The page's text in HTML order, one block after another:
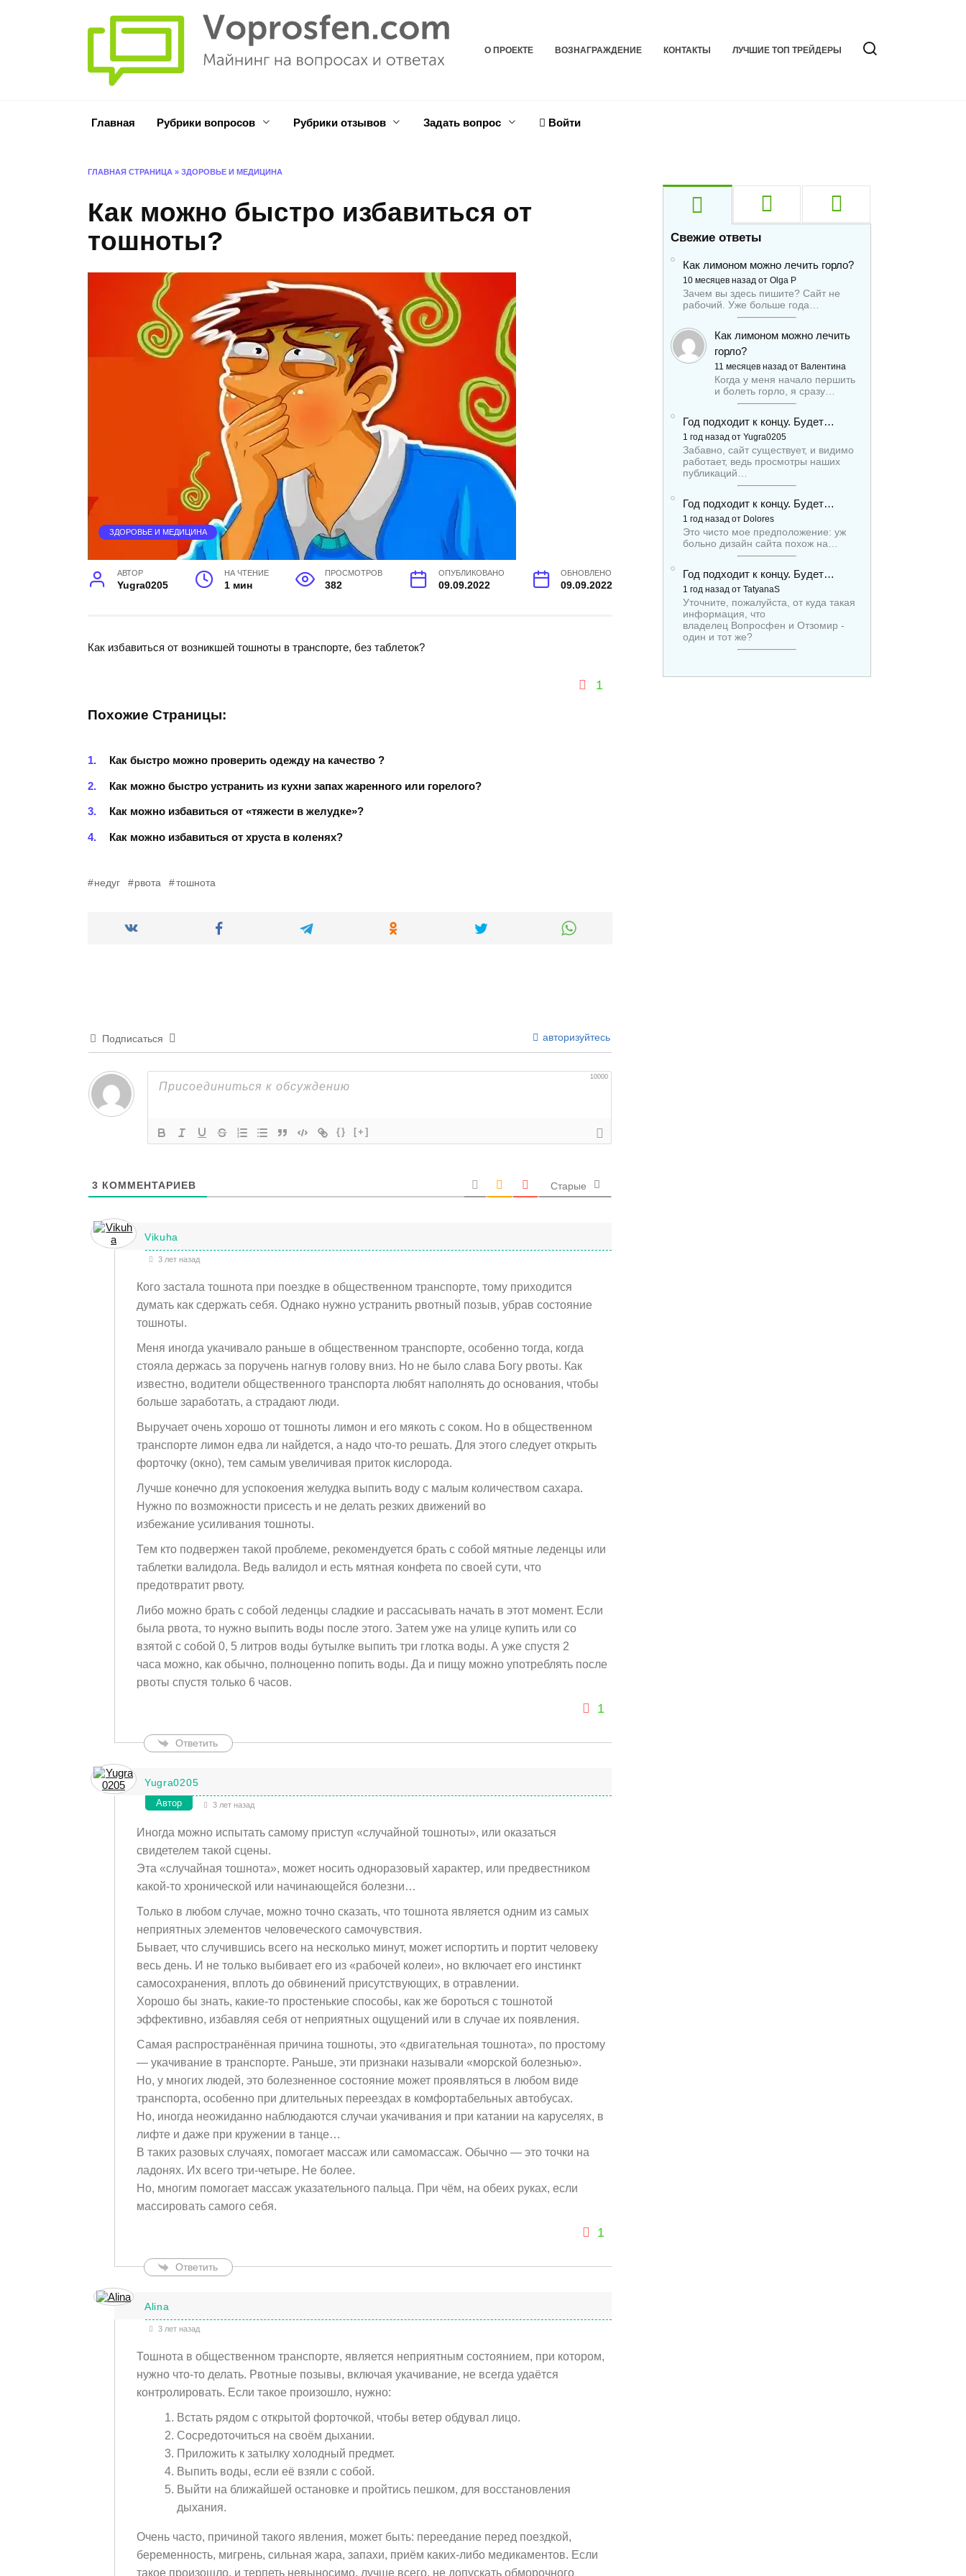
О ПРОЕКТЕ ВОЗНАГРАЖДЕНИЕ КОНТАКТЫ ЛУЧШИЕ ТОП ТРЕЙДЕРЫ
Главная Рубрики вопросов Рубрики отзывов Задать вопрос Войти
ГЛАВНАЯ СТРАНИЦА » ЗДОРОВЬЕ И МЕДИЦИНА
Как можно быстро избавиться от
тошноты?
ЗДОРОВЬЕ И МЕДИЦИНА
АВТОР
Yugra0205
НА ЧТЕНИЕ
1 мин
ПРОСМОТРОВ
382
ОПУБЛИКОВАНО
09.09.2022
ОБНОВЛЕНО
09.09.2022
Как избавиться от возникшей тошноты в транспорте, без таблеток?
1
Похожие Страницы:
Как быстро можно проверить одежду на качество ?
Как можно быстро устранить из кухни запах жаренного или горелого?
Как можно избавиться от «тяжести в желудке»?
Как можно избавиться от хруста в коленях?
недуг рвота тошнота
Подписаться авторизуйтесь
10000
{} [+]
3 КОММЕНТАРИЕВ Старые
Vikuha
3 лет назад
Кого застала тошнота при поездке в общественном транспорте, тому приходится
думать как сдержать себя. Однако нужно устранить рвотный позыв, убрав состояние
тошноты.
Меня иногда укачивало раньше в общественном транспорте, особенно тогда, когда
стояла держась за поручень нагнув голову вниз. Но не было слава Богу рвоты. Как
известно, водители общественного транспорта любят наполнять до основания, чтобы
больше заработать, а страдают люди.
Выручает очень хорошо от тошноты лимон и его мякоть с соком. Но в общественном
транспорте лимон едва ли найдется, а надо что-то решать. Для этого следует открыть
форточку (окно), тем самым увеличивая приток кислорода.
Лучше конечно для успокоения желудка выпить воду с малым количеством сахара.
Нужно по возможности присесть и не делать резких движений во
избежание усиливания тошноты.
Тем кто подвержен такой проблеме, рекомендуется брать с собой мятные леденцы или
таблетки валидола. Ведь валидол и есть мятная конфета по своей сути, что
предотвратит рвоту.
Либо можно брать с собой леденцы сладкие и рассасывать начать в этот момент. Если
была рвота, то нужно выпить воды после этого. Затем уже на улице купить или со
взятой с собой 0, 5 литров воды бутылке выпить три глотка воды. А уже спустя 2
часа можно, как обычно, полноценнопопить воды. Да и пищу можно употреблять после
рвоты спустя только 6 часов.
1
Ответить
Yugra0205
Автор 3 лет назад
Иногда можно испытать самому приступ «случайной тошноты», или оказаться
свидетелем такой сцены.
Эта «случайная тошнота», может носить одноразовый характер, или предвестником
какой-то хронической или начинающейся болезни…
Только в любом случае, можно точно сказать, что тошнота является одним из самых
неприятных элементов человеческого самочувствия.
Бывает, что случившись всего на несколько минут, может испортить и портит человеку
весь день. И не только выбивает его из «рабочей колеи», но включает его инстинкт
самосохранения, вплоть до обвинений присутствующих, в отравлении.
Хорошо бы знать, какие-то простенькие способы, как же бороться с тошнотой
эффективно, избавляя себя от неприятных ощущений или в случае их появления.
Самая распространённая причина тошноты, это «двигательная тошнота», по простому
— укачивание в транспорте. Раньше, эти признаки называли «морской болезнью».
Но, у многих людей, это болезненное состояние может проявляться в любом виде
транспорта, особенно при длительных переездах в комфортабельных автобусах.
Но, иногда неожиданно наблюдаются случаи укачивания и при катании на каруселях, в
лифте и даже при кружении в танце…
В таких разовых случаях, помогает массаж или самомассаж. Обычно — это точки на
ладонях. Их всего три-четыре. Не более.
Но, многим помогает массаж указательного пальца. При чём, на обеих руках, если
массировать самого себя.
1
Ответить
Alina
3 лет назад
Тошнота в общественном транспорте, является неприятным состоянием, при котором,
нужно что-то делать. Рвотные позывы, включая укачивание, не всегда удаётся
контролировать. Если такое произошло, нужно:
Встать рядом с открытой форточкой, чтобы ветер обдувал лицо.
Сосредоточиться на своём дыхании.
Приложить к затылку холодный предмет.
Выпить воды, если её взяли с собой.
Выйти на ближайшей остановке и пройтись пешком, для восстановления
дыхания.
Очень часто, причиной такого явления, может быть: переедание перед поездкой,
беременность, мигрень, сильная жара, запахи, приём каких-либо медикаментов. Если
такое произошло, и терпеть невыносимо, лучше всего, не допускать обморочного
Свежие ответы
Как лимоном можно лечить горло?
10 месяцев назад от Olga P
Зачем вы здесь пишите? Сайт не
рабочий. Уже больше года…
Как лимоном можно лечить
горло?
11 месяцев назад от Валентина
Когда у меня начало першить
и болеть горло, я сразу…
Год подходит к концу. Будет…
1 год назад от Yugra0205
Забавно, сайт существует, и видимо
работает, ведь просмотры наших
публикаций…
Год подходит к концу. Будет…
1 год назад от Dolores
Это чисто мое предположение: уж
больно дизайн сайта похож на…
Год подходит к концу. Будет…
1 год назад от TatyanaS
Уточните, пожалуйста, от куда такая
информация, что
владелец Вопросфен и Отзомир -
один и тот же?